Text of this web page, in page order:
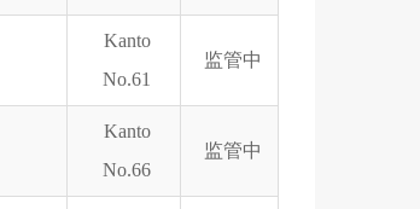
Kanto
No.61
监管中
Kanto
No.66
监管中